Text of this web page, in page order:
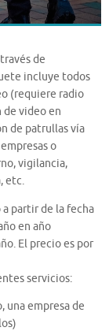
de
incluye todos
(requiere radio
de video en
de patrullas vía
o
vigilancia,
etc.
a partir de la fecha
en año
El precio es por
servicios:
una empresa de